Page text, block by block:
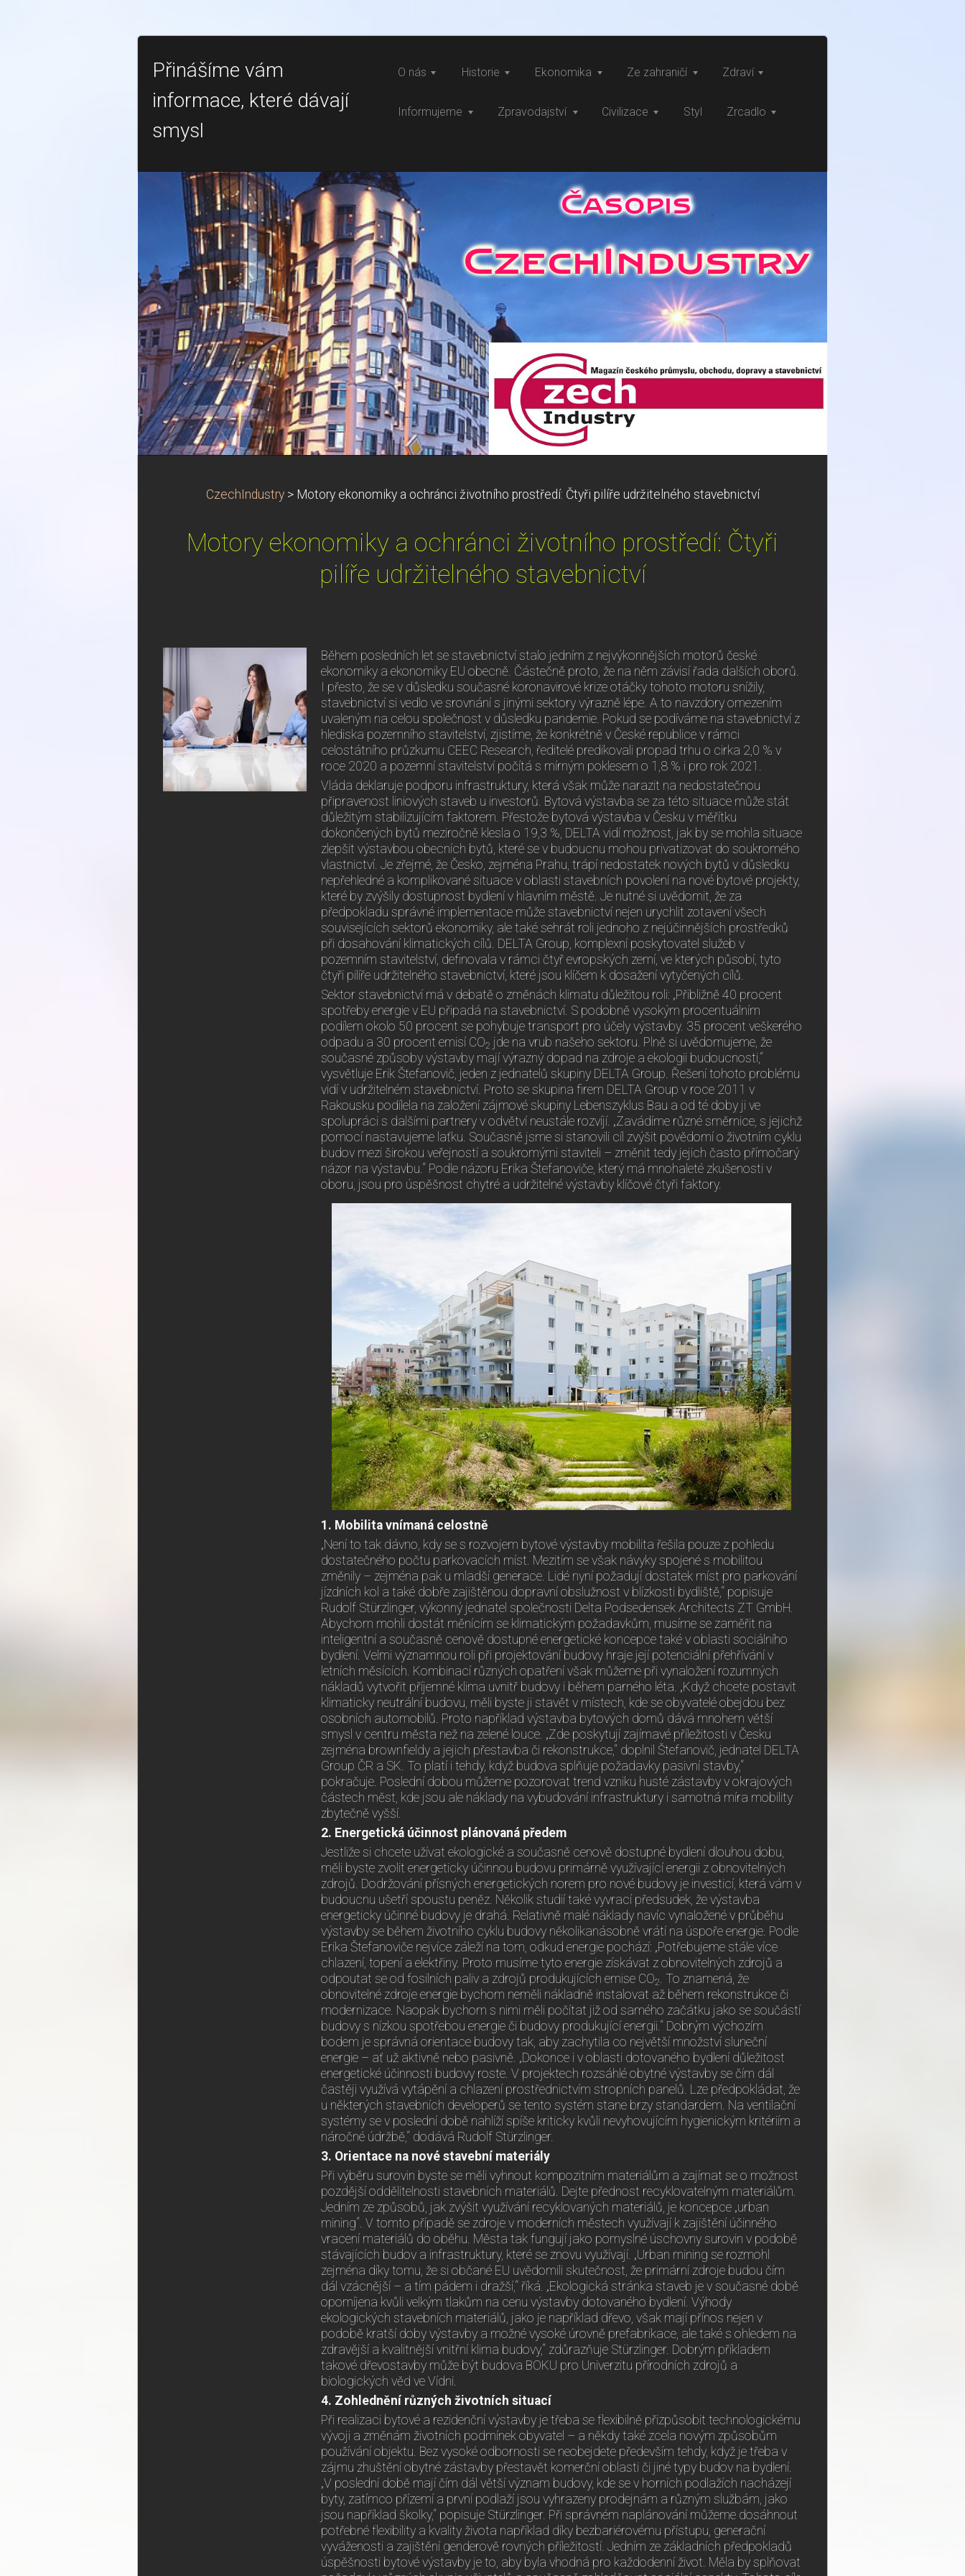
Přinášíme vám
informace, které dávají
smysl
O nás Historie Ekonomika Ze zahraničí Zdraví
Informujeme Zpravodajství Civilizace Styl Zrcadlo
CzechIndustry > Motory ekonomiky a ochránci životního prostředí: Čtyři pilíře udržitelného stavebnictví
Motory ekonomiky a ochránci životního prostředí: Čtyři
pilíře udržitelného stavebnictví
Během posledních let se stavebnictví stalo jedním z nejvýkonnějších motorů české
ekonomiky a ekonomiky EU obecně. Částečně proto, že na něm závisí řada dalších oborů.
I přesto, že se v důsledku současné koronavirové krize otáčky tohoto motoru snížily,
stavebnictví si vedlo ve srovnání s jinými sektory výrazně lépe. A to navzdory omezením
uvaleným na celou společnost v důsledku pandemie. Pokud se podíváme na stavebnictví z
hlediska pozemního stavitelství, zjistíme, že konkrétně v České republice v rámci
celostátního průzkumu CEEC Research, ředitelé predikovali propad trhu o cirka 2,0 % v
roce 2020 a pozemní stavitelství počítá s mírným poklesem o 1,8 % i pro rok 2021.
Vláda deklaruje podporu infrastruktury, která však může narazit na nedostatečnou
připravenost liniových staveb u investorů. Bytová výstavba se za této situace může stát
důležitým stabilizujícím faktorem. Přestože bytová výstavba v Česku v měřítku
dokončených bytů meziročně klesla o 19,3 %, DELTA vidí možnost, jak by se mohla situace
zlepšit výstavbou obecních bytů, které se v budoucnu mohou privatizovat do soukromého
vlastnictví. Je zřejmé, že Česko, zejména Prahu, trápí nedostatek nových bytů v důsledku
nepřehledné a komplikované situace v oblasti stavebních povolení na nové bytové projekty,
které by zvýšily dostupnost bydlení v hlavním městě. Je nutné si uvědomit, že za
předpokladu správné implementace může stavebnictví nejen urychlit zotavení všech
souvisejících sektorů ekonomiky, ale také sehrát roli jednoho z nejúčinnějších prostředků
při dosahování klimatických cílů. DELTA Group, komplexní poskytovatel služeb v
pozemním stavitelství, definovala v rámci čtyř evropských zemí, ve kterých působí, tyto
čtyři pilíře udržitelného stavebnictví, které jsou klíčem k dosažení vytyčených cílů.
Sektor stavebnictví má v debatě o změnách klimatu důležitou roli: „Přibližně 40 procent
spotřeby energie v EU připadá na stavebnictví. S podobně vysokým procentuálním
podílem okolo 50 procent se pohybuje transport pro účely výstavby. 35 procent veškerého
odpadu a 30 procent emisí CO2 jde na vrub našeho sektoru. Plně si uvědomujeme, že
současné způsoby výstavby mají výrazný dopad na zdroje a ekologii budoucnosti,“
vysvětluje Erik Štefanovič, jeden z jednatelů skupiny DELTA Group. Řešení tohoto problému
vidí v udržitelném stavebnictví. Proto se skupina firem DELTA Group v roce 2011 v
Rakousku podílela na založení zájmové skupiny Lebenszyklus Bau a od té doby ji ve
spolupráci s dalšími partnery v odvětví neustále rozvíjí. „Zavádíme různé směrnice, s jejichž
pomocí nastavujeme laťku. Současně jsme si stanovili cíl zvýšit povědomí o životním cyklu
budov mezi širokou veřejností a soukromými staviteli – změnit tedy jejich často přímočarý
názor na výstavbu.“ Podle názoru Erika Štefanoviče, který má mnohaleté zkušenosti v
oboru, jsou pro úspěšnost chytré a udržitelné výstavby klíčové čtyři faktory.
1. Mobilita vnímaná celostně
„Není to tak dávno, kdy se s rozvojem bytové výstavby mobilita řešila pouze z pohledu
dostatečného počtu parkovacích míst. Mezitím se však návyky spojené s mobilitou
změnily – zejména pak u mladší generace. Lidé nyní požadují dostatek míst pro parkování
jízdních kol a také dobře zajištěnou dopravní obslužnost v blízkosti bydliště,“ popisuje
Rudolf Stürzlinger, výkonný jednatel společnosti Delta Podsedensek Architects ZT GmbH.
Abychom mohli dostát měnícím se klimatickým požadavkům, musíme se zaměřit na
inteligentní a současně cenově dostupné energetické koncepce také v oblasti sociálního
bydlení. Velmi významnou roli při projektování budovy hraje její potenciální přehřívání v
letních měsících. Kombinací různých opatření však můžeme při vynaložení rozumných
nákladů vytvořit příjemné klima uvnitř budovy i během parného léta. „Když chcete postavit
klimaticky neutrální budovu, měli byste ji stavět v místech, kde se obyvatelé obejdou bez
osobních automobilů. Proto například výstavba bytových domů dává mnohem větší
smysl v centru města než na zelené louce. „Zde poskytují zajímavé příležitosti v Česku
zejména brownfieldy a jejich přestavba či rekonstrukce,“ doplnil Štefanovič, jednatel DELTA
Group ČR a SK. To platí i tehdy, když budova splňuje požadavky pasivní stavby,“
pokračuje. Poslední dobou můžeme pozorovat trend vzniku husté zástavby v okrajových
částech měst, kde jsou ale náklady na vybudování infrastruktury i samotná míra mobility
zbytečně vyšší.
2. Energetická účinnost plánovaná předem
Jestliže si chcete užívat ekologické a současně cenově dostupné bydlení dlouhou dobu,
měli byste zvolit energeticky účinnou budovu primárně využívající energii z obnovitelných
zdrojů. Dodržování přísných energetických norem pro nové budovy je investicí, která vám v
budoucnu ušetří spoustu peněz. Několik studií také vyvrací předsudek, že výstavba
energeticky účinné budovy je drahá. Relativně malé náklady navíc vynaložené v průběhu
výstavby se během životního cyklu budovy několikanásobně vrátí na úspoře energie. Podle
Erika Štefanoviče nejvíce záleží na tom, odkud energie pochází: „Potřebujeme stále více
chlazení, topení a elektřiny. Proto musíme tyto energie získávat z obnovitelných zdrojů a
odpoutat se od fosilních paliv a zdrojů produkujících emise CO2. To znamená, že
obnovitelné zdroje energie bychom neměli nákladně instalovat až během rekonstrukce či
modernizace. Naopak bychom s nimi měli počítat již od samého začátku jako se součástí
budovy s nízkou spotřebou energie či budovy produkující energii.“ Dobrým výchozím
bodem je správná orientace budovy tak, aby zachytila co největší množství sluneční
energie – ať už aktivně nebo pasivně. „Dokonce i v oblasti dotovaného bydlení důležitost
energetické účinnosti budovy roste. V projektech rozsáhlé obytné výstavby se čím dál
častěji využívá vytápění a chlazení prostřednictvím stropních panelů. Lze předpokládat, že
u některých stavebních developerů se tento systém stane brzy standardem. Na ventilační
systémy se v poslední době nahlíží spíše kriticky kvůli nevyhovujícím hygienickým kritériím a
náročné údržbě,“ dodává Rudolf Stürzlinger.
3. Orientace na nové stavební materiály
Při výběru surovin byste se měli vyhnout kompozitním materiálům a zajímat se o možnost
pozdější oddělitelnosti stavebních materiálů. Dejte přednost recyklovatelným materiálům.
Jedním ze způsobů, jak zvýšit využívání recyklovaných materiálů, je koncepce „urban
mining“. V tomto případě se zdroje v moderních městech využívají k zajištění účinného
vracení materiálů do oběhu. Města tak fungují jako pomyslné úschovny surovin v podobě
stávajících budov a infrastruktury, které se znovu využívají. „Urban mining se rozmohl
zejména díky tomu, že si občané EU uvědomili skutečnost, že primární zdroje budou čím
dál vzácnější – a tím pádem i dražší,“ říká. „Ekologická stránka staveb je v současné době
opomíjena kvůli velkým tlakům na cenu výstavby dotovaného bydlení. Výhody
ekologických stavebních materiálů, jako je například dřevo, však mají přínos nejen v
podobě kratší doby výstavby a možné vysoké úrovně prefabrikace, ale také s ohledem na
zdravější a kvalitnější vnitřní klima budovy,“ zdůrazňuje Stürzlinger. Dobrým příkladem
takové dřevostavby může být budova BOKU pro Univerzitu přírodních zdrojů a
biologických věd ve Vídni.
4. Zohlednění různých životních situací
Při realizaci bytové a rezidenční výstavby je třeba se flexibilně přizpůsobit technologickému
vývoji a změnám životních podmínek obyvatel – a někdy také zcela novým způsobům
používání objektu. Bez vysoké odbornosti se neobejdete především tehdy, když je třeba v
zájmu zhuštění obytné zástavby přestavět komerční oblasti či jiné typy budov na bydlení.
„V poslední době mají čím dál větší význam budovy, kde se v horních podlažích nacházejí
byty, zatímco přízemí a první podlaží jsou vyhrazeny prodejnám a různým službám, jako
jsou například školky,“ popisuje Stürzlinger. Při správném naplánování můžeme dosáhnout
potřebné flexibility a kvality života například díky bezbariérovému přístupu, generační
vyváženosti a zajištění genderově rovných příležitostí. Jedním ze základních předpokladů
úspěšnosti bytové výstavby je to, aby byla vhodná pro každodenní život. Měla by splňovat